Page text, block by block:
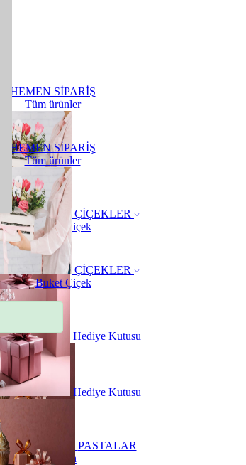
HEMEN SİPARİŞ
Tüm ürünler
ÇİÇEKLER
Buket Çiçek
Hediye Kutusu
PASTALAR
turkish
HEMEN SİPARİŞ
Tüm ürünler
ÇİÇEKLER
Buket Çiçek
Hediye Kutusu